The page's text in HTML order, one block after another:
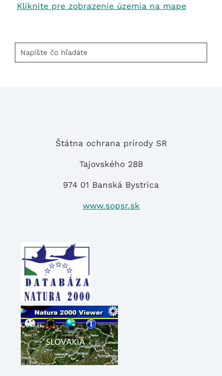
Kliknite pre zobrazenie územia na mape
Napíšte
čo
Štátna ochrana prírody SR
Tajovského 28B
974 01 Banská Bystrica
www.sopsr.sk